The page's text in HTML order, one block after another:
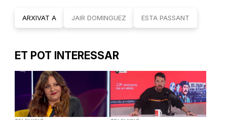
ARXIVAT A JAIR DOMINGUEZ ESTA PASSANT
ET POT INTERESSAR